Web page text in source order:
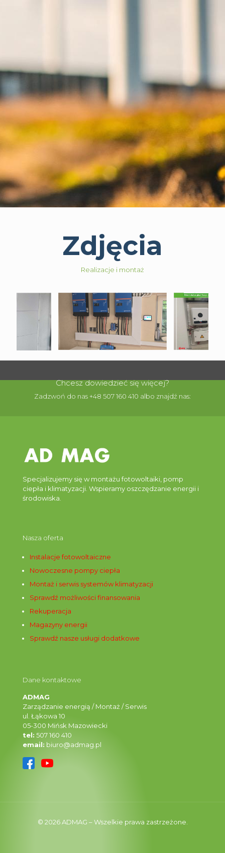
Zdjęcia
Realizacje i montaż
Chcesz dowiedzieć się więcej?
Zadzwoń do nas +48 507 160 410 albo znajdź nas:
Specjalizujemy się w montażu fotowoltaiki, pomp
ciepła i klimatyzacji. Wspieramy oszczędzanie energii i
środowiska.
Nasza oferta
Instalacje fotowoltaiczne
Nowoczesne pompy ciepła
Montaż i serwis systemów klimatyzacji
Sprawdź możliwości finansowania
Rekuperacja
Magazyny energii
Sprawdź nasze usługi dodatkowe
Dane kontaktowe
ADMAG
Zarządzanie energią / Montaż / Serwis
ul. Łąkowa 10
05-300 Mińsk Mazowiecki
tel: 507 160 410
email: biuro@admag.pl
© 2026 ADMAG – Wszelkie prawa zastrzeżone.